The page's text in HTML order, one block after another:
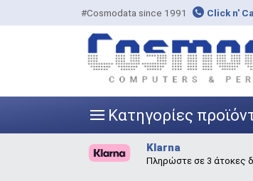
#Cosmodata since 1991 Click n'
||| Κατηγορίες
Klarna
Πληρώστε σε 3 άτοκες